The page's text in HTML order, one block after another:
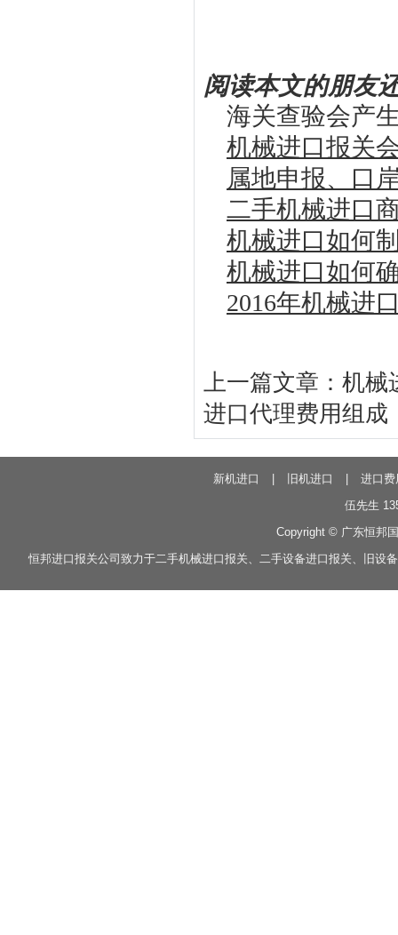
阅读本文的朋友
海关查验会产
机械进口报关
属地申报、口
二手机械进口
机械进口如何
机械进口如何
2016年机械进
上一篇文章： 机械
进口代理费用组成
新机进口 旧机进口
进口费
伍先生
Copyright © 广东恒邦
恒邦进口报关公司致力于二手机械进口报关、 二手设备进口报关、 旧设